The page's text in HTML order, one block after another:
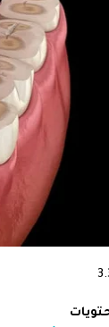
الأنابيب في